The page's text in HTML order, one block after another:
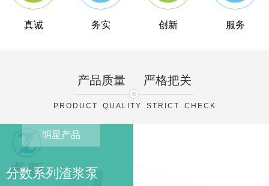
真诚 务实 创新 服务
产品质量 严格把关
PRODUCT QUALITY STRICT CHECK
明星产品
分数系列渣浆泵